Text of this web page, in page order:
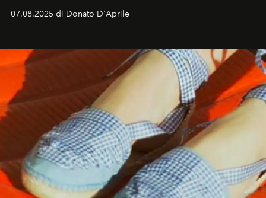
07.08.2025 di Donato D'Aprile